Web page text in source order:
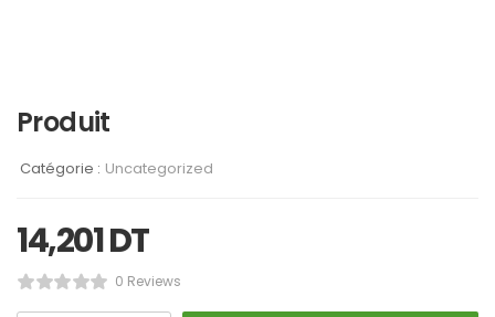
Produit
Catégorie : Uncategorized
14,201DT
0 Reviews